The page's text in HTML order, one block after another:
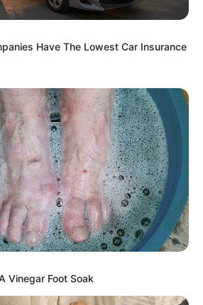
ะจำเดือนพฤศจิกายน 2562 โดย อ.คฑา ชิน
ก โดดเด่นได้กินเด็กมันดีจริงๆ
Have The Lowest Car Insurance
Vinegar Foot Soak